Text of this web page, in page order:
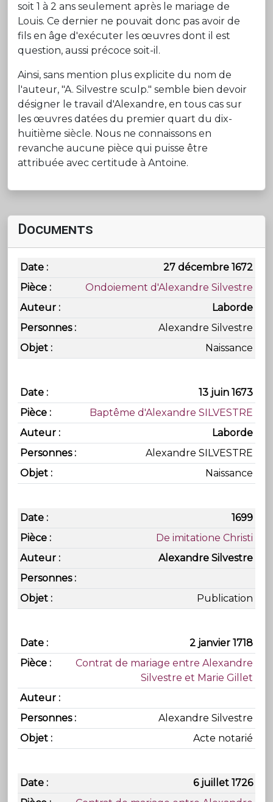
soit 1 à 2 ans seulement après le mariage de
Louis. Ce dernier ne pouvait donc pas avoir de
fils en âge d'exécuter les œuvres dont il est
question, aussi précoce soit-il.
Ainsi, sans mention plus explicite du nom de
l'auteur, "A. Silvestre sculp." semble bien devoir
désigner le travail d'Alexandre, en tous cas sur
les œuvres datées du premier quart du dix-
huitième siècle. Nous ne connaissons en
revanche aucune pièce qui puisse être
attribuée avec certitude à Antoine.
Documents
27 décembre 1672
Ondoiement d'Alexandre Silvestre
Laborde
Alexandre Silvestre
Naissance
13 juin 1673
Baptême d'Alexandre SILVESTRE
Laborde
Alexandre SILVESTRE
Naissance
1699
De imitatione Christi
Alexandre Silvestre
Publication
2 janvier 1718
Contrat de mariage entre Alexandre
Silvestre et Marie Gillet
Alexandre Silvestre
Acte notarié
6 juillet 1726